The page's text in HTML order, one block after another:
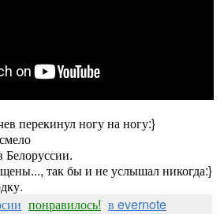
перекинул ногу на ногу:}
так бы и не услышал никогда:}
понравилось! в evernote